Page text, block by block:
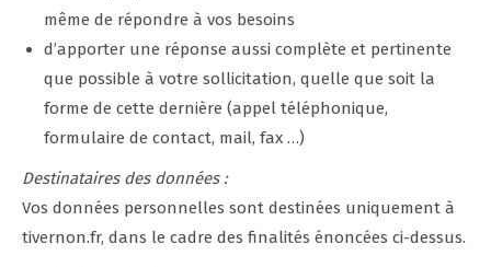
même de répondre à vos besoins
d’apporter une réponse aussi complète et pertinente
que possible à votre sollicitation, quelle que soit la
forme de cette dernière (appel téléphonique,
formulaire de contact, mail, fax …)
Destinataires des données :
Vos données personnelles sont destinées uniquement à
tivernon.fr, dans le cadre des finalités énoncées ci-dessus.